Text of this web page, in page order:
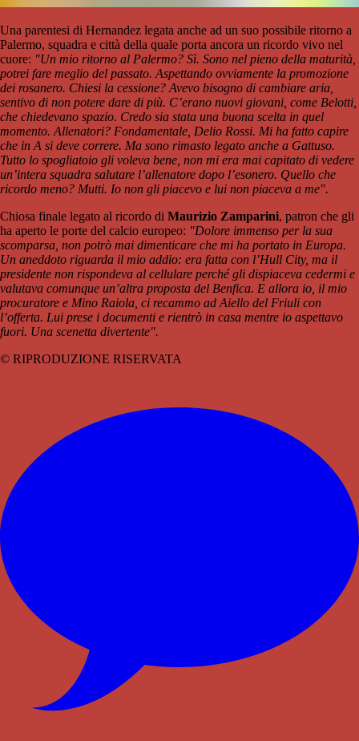
Una parentesi di Hernandez legata anche ad un suo possibile ritorno a
Palermo, squadra e città della quale porta ancora un ricordo vivo nel
cuore: "Un mio ritorno al Palermo? Sì. Sono nel pieno della maturità,
potrei fare meglio del passato. Aspettando ovviamente la promozione
dei rosanero. Chiesi la cessione? Avevo bisogno di cambiare aria,
sentivo di non potere dare di più. C’erano nuovi giovani, come Belotti,
che chiedevano spazio. Credo sia stata una buona scelta in quel
momento. Allenatori? Fondamentale, Delio Rossi. Mi ha fatto capire
che in A si deve correre. Ma sono rimasto legato anche a Gattuso.
Tutto lo spogliatoio gli voleva bene, non mi era mai capitato di vedere
un’intera squadra salutare l’allenatore dopo l’esonero. Quello che
ricordo meno? Mutti. Io non gli piacevo e lui non piaceva a me".
Chiosa finale legato al ricordo di Maurizio Zamparini, patron che gli
ha aperto le porte del calcio europeo: "Dolore immenso per la sua
scomparsa, non potrò mai dimenticare che mi ha portato in Europa.
Un aneddoto riguarda il mio addio: era fatta con l’Hull City, ma il
presidente non rispondeva al cellulare perché gli dispiaceva cedermi e
valutava comunque un’altra proposta del Benfica. E allora io, il mio
procuratore e Mino Raiola, ci recammo ad Aiello del Friuli con
l’offerta. Lui prese i documenti e rientrò in casa mentre io aspettavo
fuori. Una scenetta divertente".
© RIPRODUZIONE RISERVATA